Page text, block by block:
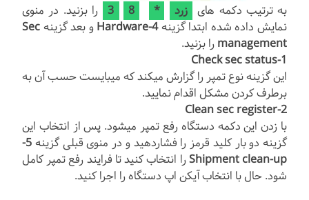
به ترتیب دکمه های زرد *
را بزنید. در منوی
نمایش داده شده ابتدا گزینه4-Hardware و بعد گزینهSec
managementرا بزنید.
1-Check sec status
این گزینه نوع تمپر را گزارش میکند که میبایست حسب آن به
برطرف کردن مشکل اقدام نمایید.
2-Clean sec register
با زدن این دکمه دستگاه رفع تمپر میشود. پس از انتخاب این
گزینه دو بار کلید قرمز را فشاردهید و در منوی قبلی گزینه 5-
Shipment clean-upرا انتخاب کنید تا فرایند رفع تمپر کامل
شود. حال با انتخاب آیکن اپ دستگاه را اجرا کنید.